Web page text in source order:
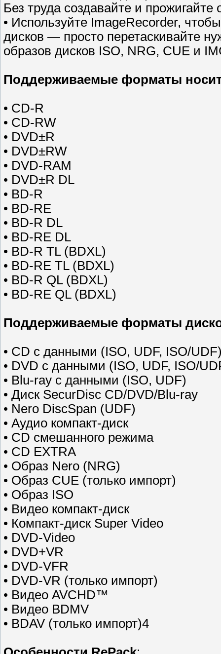
Без труда создавайте и прожигайте
• Используйте ImageRecorder,
дисков — просто перетаскивайте
образов дисков ISO, NRG, CUE и
Поддерживаемые форматы
• CD-R
• CD-RW
• DVD±R
• DVD±RW
• DVD-RAM
• DVD±R DL
• BD-R
• BD-RE
• BD-R DL
• BD-RE DL
• BD-R TL (BDXL)
• BD-RE TL (BDXL)
• BD-R QL (BDXL)
• BD-RE QL (BDXL)
Поддерживаемые форматы
• CD с данными (ISO, UDF, ISO/
• DVD с данными (ISO, UDF, ISO/
• Blu-ray с данными (ISO, UDF)
• Диск SecurDisc CD/DVD/Blu-ray
• Nero DiscSpan (UDF)
• Аудио компакт-диск
• CD смешанного режима
• CD EXTRA
• Образ Nero (NRG)
• Образ CUE (только импорт)
• Образ ISO
• Видео компакт-диск
• Компакт-диск Super Video
• DVD-Video
• DVD+VR
• DVD-VFR
• DVD-VR (только импорт)
• Видео AVCHD™
• Видео BDMV
• BDAV (только импорт)4